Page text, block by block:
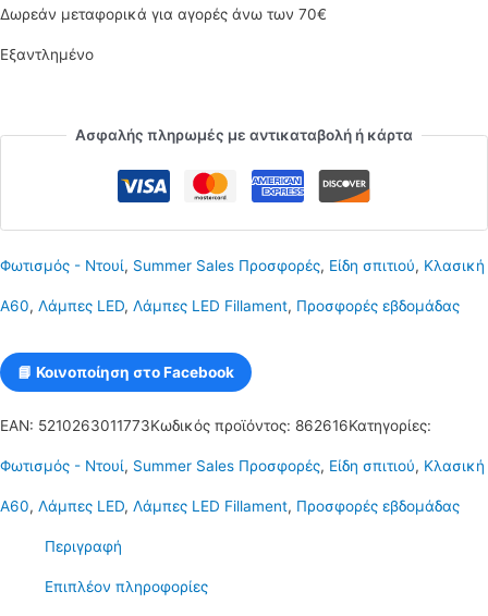
was:
4.00€.
τιμή
είναι:
Δωρεάν μεταφορικά για αγορές άνω των 70€
Εξαντλημένο
Ασφαλής πληρωμές με αντικαταβολή ή κάρτα
Φωτισμός - Ντουί, Summer Sales Προσφορές, Είδη σπιτιού, Κλασική
Α60, Λάμπες LED, Λάμπες LED Fillament, Προσφορές εβδομάδας
📘 Κοινοποίηση στο Facebook
EAN: 5210263011773Κωδικός προϊόντος: 862616Κατηγορίες:
Φωτισμός - Ντουί, Summer Sales Προσφορές, Είδη σπιτιού, Κλασική
Α60, Λάμπες LED, Λάμπες LED Fillament, Προσφορές εβδομάδας
Περιγραφή
Επιπλέον πληροφορίες